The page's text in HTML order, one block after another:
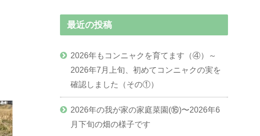
最近の投稿
2026年もコンニャクを育てます（④）～
2026年7月上旬、初めてコンニャクの実を
確認しました（その①）
2026年の我が家の家庭菜園(⑯)〜2026年6
月下旬の畑の様子です